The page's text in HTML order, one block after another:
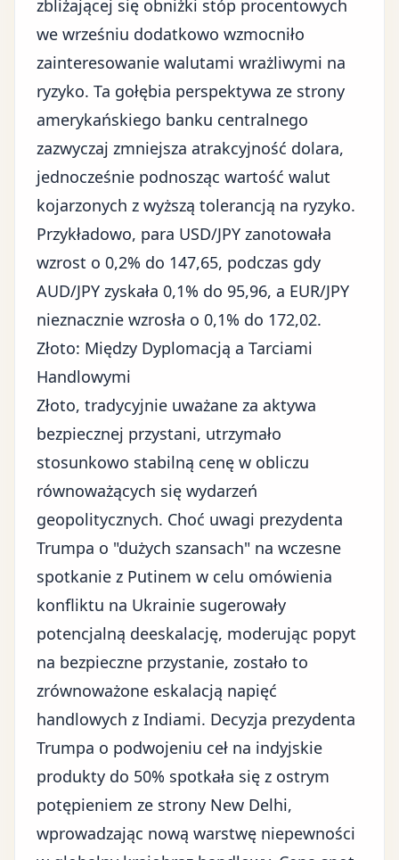
zbliżającej się obniżki stóp procentowych
we wrześniu dodatkowo wzmocniło
zainteresowanie walutami wrażliwymi na
ryzyko. Ta gołębia perspektywa ze strony
amerykańskiego banku centralnego
zazwyczaj zmniejsza atrakcyjność dolara,
jednocześnie podnosząc wartość walut
kojarzonych z wyższą tolerancją na ryzyko.
Przykładowo, para USD/JPY zanotowała
wzrost o 0,2% do 147,65, podczas gdy
AUD/JPY zyskała 0,1% do 95,96, a EUR/JPY
nieznacznie wzrosła o 0,1% do 172,02.
Złoto: Między Dyplomacją a Tarciami
Handlowymi
Złoto, tradycyjnie uważane za aktywa
bezpiecznej przystani, utrzymało
stosunkowo stabilną cenę w obliczu
równoważących się wydarzeń
geopolitycznych. Choć uwagi prezydenta
Trumpa o "dużych szansach" na wczesne
spotkanie z Putinem w celu omówienia
konfliktu na Ukrainie sugerowały
potencjalną deeskalację, moderując popyt
na bezpieczne przystanie, zostało to
zrównoważone eskalacją napięć
handlowych z Indiami. Decyzja prezydenta
Trumpa o podwojeniu ceł na indyjskie
produkty do 50% spotkała się z ostrym
potępieniem ze strony New Delhi,
wprowadzając nową warstwę niepewności